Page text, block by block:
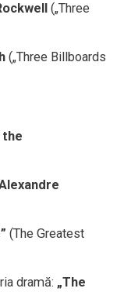
(„Three
(„Three Billboards
the
(The Greatest
dramă: „The